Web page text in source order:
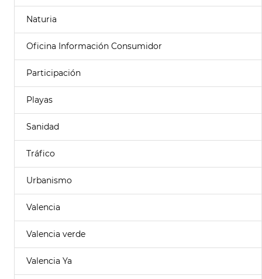
Naturia
Oficina Información Consumidor
Participación
Playas
Sanidad
Tráfico
Urbanismo
Valencia
Valencia verde
Valencia Ya